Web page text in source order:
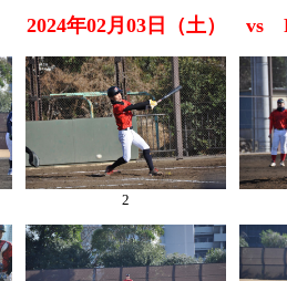
2024年02月03日（土）
2